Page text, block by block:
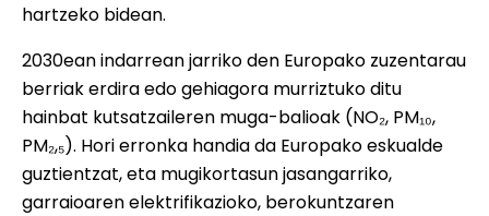
hartzeko bidean.
2030ean indarrean jarriko den Europako zuzentarau
berriak erdira edo gehiagora murriztuko ditu
hainbat kutsatzaileren muga-balioak (NO₂, PM₁₀,
PM₂,₅). Hori erronka handia da Europako eskualde
guztientzat, eta mugikortasun jasangarriko,
garraioaren elektrifikazioko, berokuntzaren